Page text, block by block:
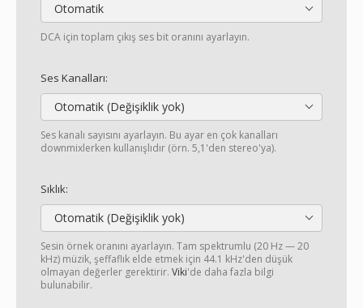
Otomatik
DCA için toplam çıkış ses bit oranını ayarlayın.
Ses Kanalları:
Otomatik (Değişiklik yok)
Ses kanalı sayısını ayarlayın. Bu ayar en çok kanalları
downmixlerken kullanışlıdır (örn. 5,1'den stereo'ya).
Sıklık:
Otomatik (Değişiklik yok)
Sesin örnek oranını ayarlayın. Tam spektrumlu (20 Hz — 20
kHz) müzik, şeffaflık elde etmek için 44.1 kHz'den düşük
olmayan değerler gerektirir. Viki'de daha fazla bilgi
bulunabilir.